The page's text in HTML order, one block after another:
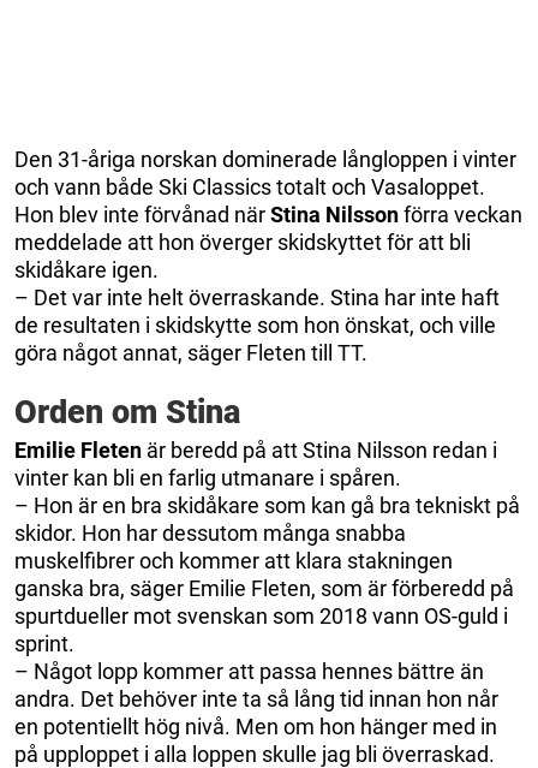
Den 31-åriga norskan dominerade långloppen i vinter
och vann både Ski Classics totalt och Vasaloppet.
Hon blev inte förvånad närStina Nilssonförra veckan
meddelade att hon överger skidskyttet för att bli
skidåkare igen.
– Det var inte helt överraskande. Stina har inte haft
de resultaten i skidskytte som hon önskat, och ville
göra något annat, säger Fleten till TT.
Orden om Stina
Emilie Fleten är beredd på att Stina Nilsson redan i
vinter kan bli en farlig utmanare i spåren.
– Hon är en bra skidåkare som kan gå bra tekniskt på
skidor. Hon har dessutom många snabba
muskelfibrer och kommer att klara stakningen
ganska bra, säger Emilie Fleten, som är förberedd på
spurtdueller mot svenskan som 2018 vann OS-guld i
sprint.
– Något lopp kommer att passa hennes bättre än
andra. Det behöver inte ta så lång tid innan hon når
en potentiellt hög nivå. Men om hon hänger med in
på upploppet i alla loppen skulle jag bli överraskad.